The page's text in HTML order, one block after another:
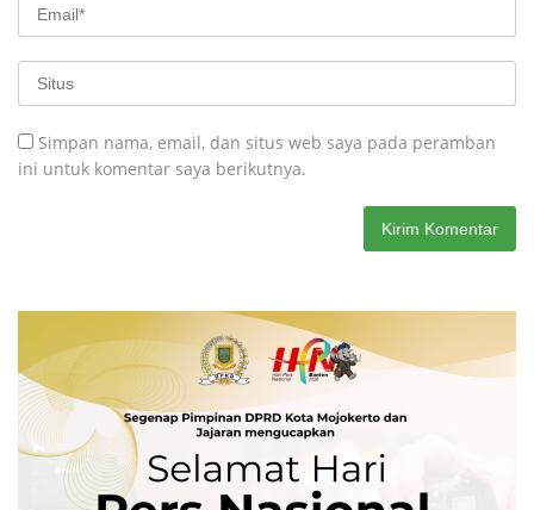
Simpan nama, email, dan situs web saya pada peramban
ini untuk komentar saya berikutnya.